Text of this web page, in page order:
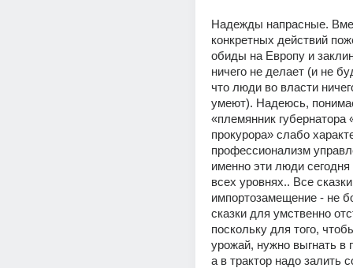
Надежды напрасные.
конкретных действий
обиды на Европу и
ничего не делает (и не
что люди во власти
умеют). Надеюсь,
«племянник губернатора
прокурора» слабо
профессионализм
именно эти люди
всех уровнях.. Все
импортозамещение - не
сказки для умственно
поскольку для того,
урожай, нужно выгнать в
а в трактор надо залить